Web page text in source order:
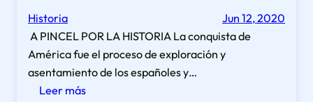
Historia
Jun 12, 2020
A PINCEL POR LA HISTORIA La conquista de
América fue el proceso de exploración y
asentamiento de los españoles y…
Leer más: